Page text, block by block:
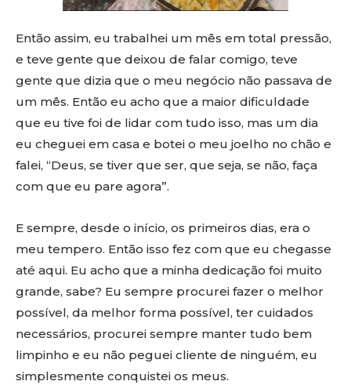
Então assim, eu trabalhei um mês em total pressão,
e teve gente que deixou de falar comigo, teve
gente que dizia que o meu negócio não passava de
um mês. Então eu acho que a maior dificuldade
que eu tive foi de lidar com tudo isso, mas um dia
eu cheguei em casa e botei o meu joelho no chão e
falei, “Deus, se tiver que ser, que seja, se não, faça
com que eu pare agora”.
E sempre, desde o início, os primeiros dias, era o
meu tempero. Então isso fez com que eu chegasse
até aqui. Eu acho que a minha dedicação foi muito
grande, sabe? Eu sempre procurei fazer o melhor
possível, da melhor forma possível, ter cuidados
necessários, procurei sempre manter tudo bem
limpinho e eu não peguei cliente de ninguém, eu
simplesmente conquistei os meus.